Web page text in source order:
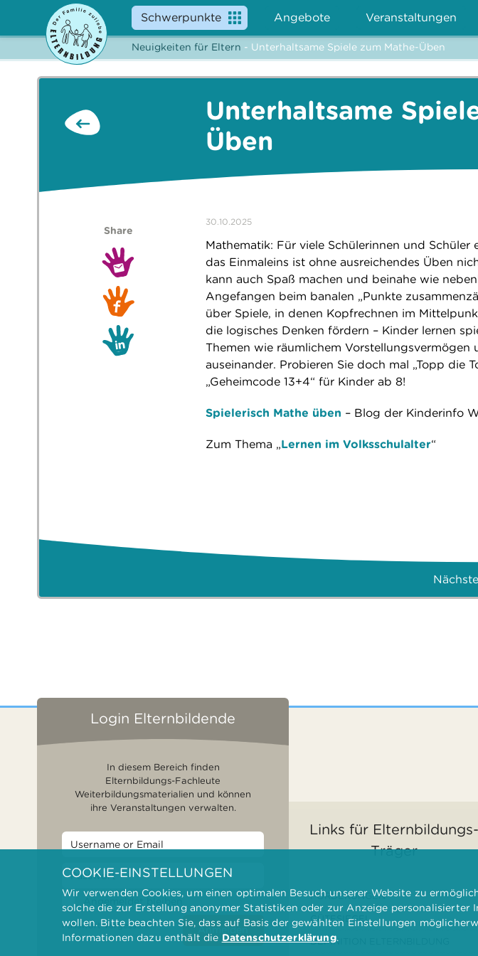
Schwerpunkte Angebote Veranstaltungen
Neuigkeiten für Eltern - Unterhaltsame Spiele zum Mathe-Üben
Unterhaltsame
Üben
30.10.2025
Mathematik: Für viele Schülerinnen und
das Einmaleins ist ohne ausreichendes Üben
kann auch Spaß machen und beinahe wie
Angefangen beim banalen „Punkte
über Spiele, in denen Kopfrechnen im
die logisches Denken fördern – Kinder lernen
Themen wie räumlichem Vorstellungsvermögen
auseinander. Probieren Sie doch mal „Topp die
„Geheimcode 13+4“ für Kinder ab 8!
Spielerisch Mathe üben – Blog der Kinderinfo
Zum Thema „Lernen im Volksschulalter“
Share
Login Elternbildende
In diesem Bereich finden
Elternbildungs-Fachleute
Weiterbildungsmaterialien und können
ihre Veranstaltungen verwalten.
Angemeldet bleiben
Passwort vergessen? Anmelden
Links für Elternbildungs-
Träger
FÖRDERUNGEN
GÜTESIEGEL
DEFINITION ELTERNBILDUNG
COOKIE-EINSTELLUNGEN
Wir verwenden Cookies, um einen optimalen Besuch unserer Website zu
solche die zur Erstellung anonymer Statistiken oder zur Anzeige personalisierter
wollen. Bitte beachten Sie, dass auf Basis der gewählten Einstellungen
Informationen dazu enthält die Datenschutzerklärung.